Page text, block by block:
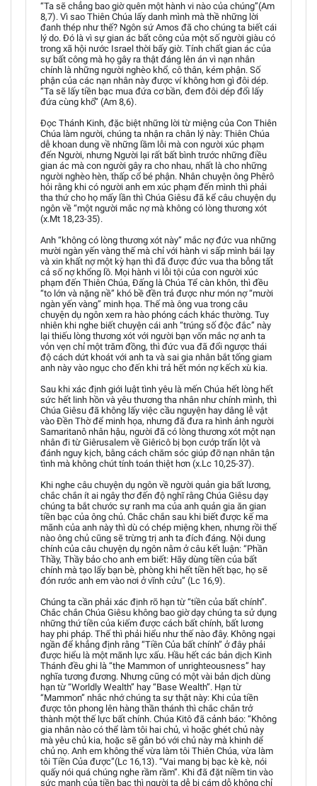
“Ta sẽ chẳng bao giờ quên một hành vi nào của chúng”(Am
8,7). Vì sao Thiên Chúa lấy danh mình mà thề những lời
đanh thép như thế? Ngôn sứ Amos đã cho chúng ta biết cái
lý do. Đó là vì sự gian ác bất công của một số người giàu có
trong xã hội nước Israel thời bấy giờ. Tính chất gian ác của
sự bất công mà họ gây ra thật đáng lên án vì nạn nhân
chính là những người nghèo khổ, cô thân, kém phận. Số
phận của các nạn nhân này được ví không hơn gì đôi dép.
“Ta sẽ lấy tiền bạc mua đứa cơ bần, đem đôi dép đổi lấy
đứa cùng khổ” (Am 8,6).
Đọc Thánh Kinh, đặc biệt những lời từ miệng của Con Thiên
Chúa làm người, chúng ta nhận ra chân lý này: Thiên Chúa
dễ khoan dung về những lầm lỗi mà con người xúc phạm
đến Người, nhưng Người lại rất bất bình trước những điều
gian ác mà con người gây ra cho nhau, nhất là cho những
người nghèo hèn, thấp cổ bé phận. Nhân chuyện ông Phêrô
hỏi rằng khi có người anh em xúc phạm đến mình thì phải
tha thứ cho họ mấy lần thì Chúa Giêsu đã kể câu chuyện dụ
ngôn về “một người mắc nợ mà không có lòng thương xót
(x.Mt 18,23-35).
Anh “không có lòng thương xót này” mắc nợ đức vua những
mười ngàn yến vàng thế mà chỉ với hành vi sấp mình bái lạy
và xin khất nợ một kỳ hạn thì đã được đức vua tha bỗng tất
cả số nợ khổng lồ. Mọi hành vi lỗi tội của con người xúc
phạm đến Thiên Chúa, Đấng là Chúa Tể càn khôn, thì đều
“to lớn và nặng nề” khó bề đền trả được như món nợ “mười
ngàn yến vàng” minh họa. Thế mà ông vua trong câu
chuyện dụ ngôn xem ra hào phóng cách khác thường. Tuy
nhiên khi nghe biết chuyện cái anh “trúng số độc đắc” này
lại thiếu lòng thương xót với người bạn vốn mắc nợ anh ta
vỏn vẹn chỉ một trăm đồng, thì đức vua đã đổi ngược thái
độ cách dứt khoát với anh ta và sai gia nhân bắt tống giam
anh này vào ngục cho đến khi trả hết món nợ kếch xù kia.
Sau khi xác định giới luật tình yêu là mến Chúa hết lòng hết
sức hết linh hồn và yêu thương tha nhân như chính mình, thì
Chúa Giêsu đã không lấy việc cầu nguyện hay dâng lễ vật
vào Đền Thờ để minh họa, nhưng đã đưa ra hình ảnh người
Samaritanô nhân hậu, người đã có lòng thương xót một nạn
nhân đi từ Giêrusalem về Giêricô bị bọn cướp trấn lột và
đánh nguy kịch, bằng cách chăm sóc giúp đỡ nạn nhân tận
tình mà không chút tính toán thiệt hơn (x.Lc 10,25-37).
Khi nghe câu chuyện dụ ngôn về người quản gia bất lương,
chắc chắn ít ai ngây thơ đến độ nghĩ rằng Chúa Giêsu dạy
chúng ta bắt chước sự ranh ma của anh quản gia ăn gian
tiền bạc của ông chủ. Chắc chắn sau khi biết được kế ma
mãnh của anh này thì dù có chép miệng khen, nhưng rồi thế
nào ông chủ cũng sẽ trừng trị anh ta đích đáng. Nội dung
chính của câu chuyện dụ ngôn nằm ở câu kết luận: “Phần
Thầy, Thầy bảo cho anh em biết: Hãy dùng tiền của bất
chính mà tạo lấy bạn bè, phòng khi hết tiền hết bạc, họ sẽ
đón rước anh em vào nơi ở vĩnh cửu” (Lc 16,9).
Chúng ta cần phải xác định rõ hạn từ “tiền của bất chính”.
Chắc chắn Chúa Giêsu không bao giờ dạy chúng ta sử dụng
những thứ tiền của kiếm được cách bất chính, bất lương
hay phi pháp. Thế thì phải hiểu như thế nào đây. Không ngại
ngần để khẳng định rằng “Tiền Của bất chính” ở đây phải
được hiểu là một mãnh lực xấu. Hầu hết các bản dịch Kinh
Thánh đều ghi là “the Mammon of unrighteousness” hay
nghĩa tương đương. Nhưng cũng có một vài bản dịch dùng
hạn từ “Worldly Wealth” hay “Base Wealth”. Hạn từ
“Mammon” nhắc nhớ chúng ta sự thật này: Khi của tiền
được tôn phong lên hàng thần thánh thì chắc chắn trở
thành một thế lực bất chính. Chúa Kitô đã cảnh báo: “Không
gia nhân nào có thể làm tôi hai chủ, vì hoặc ghét chủ này
mà yêu chủ kia, hoặc sẽ gắn bó với chủ này mà khinh dể
chủ nọ. Anh em không thể vừa làm tôi Thiên Chúa, vừa làm
tôi Tiền Của được”(Lc 16,13). “Vai mang bị bạc kè kè, nói
quấy nói quá chúng nghe rầm rầm”. Khi đã đặt niềm tin vào
sức mạnh của tiền bạc thì người ta dễ bị cám dỗ không chỉ